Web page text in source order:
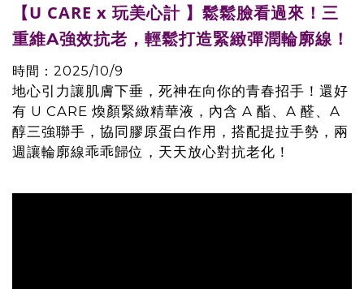
【U CARE x 玩美心計 】鬆鬆臉看過來！ 三
重維A強效抗老，輕鬆打造緊緻彈潤輪廓線！
時間：2025/10/9
地心引力讓肌膚下垂，死神在向你的青春招手！還好
有 U CARE 煥顏緊緻精華液，內含 A 酯、A 醛、A
醇三強聯手，協同膠原蛋白作用，搭配提拉手勢，兩
週讓輪廓線乖乖歸位，天天放心對抗老化！